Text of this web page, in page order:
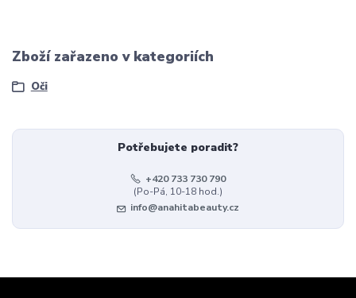
Zboží zařazeno v kategoriích
Oči
Potřebujete poradit?
+420 733 730 790
(Po-Pá, 10-18 hod.)
info@anahitabeauty.cz